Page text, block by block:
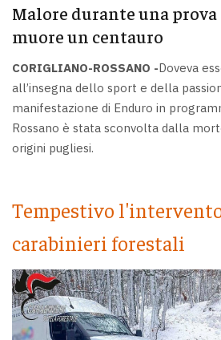
Malore durante una
muore un centauro
CORIGLIANO-ROSSANO -Doveva
all’insegna dello sport e della
manifestazione di Enduro in
Rossano è stata sconvolta dalla
origini pugliesi.
Tempestivo
carabinieri forestali